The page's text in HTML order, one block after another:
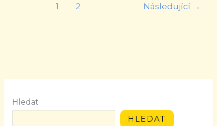
1 2 Následující →
Hledat
HLEDAT